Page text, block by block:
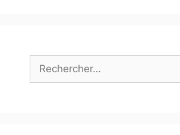
Rechercher :